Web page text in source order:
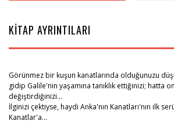
KİTAP AYRINTILARI
Görünmez bir kuşun kanatlarında olduğunuzu
gidip Galile'nin yaşamına tanıklık ettiğinizi; hatta
değiştirdiğinizi...
İlginizi çektiyse, haydi Anka'nın Kanatları'nın ilk
Kanatlar'a...